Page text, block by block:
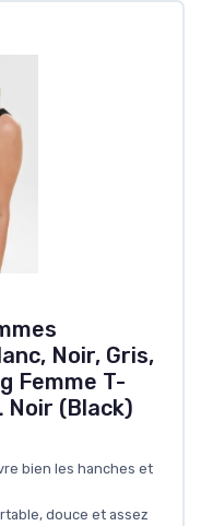
Noir, Gris,
Femme T-
Noir (Black)
bien les hanches et
douce et assez